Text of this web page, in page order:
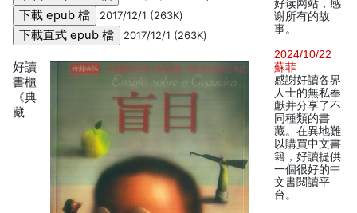
2017/12/1 (263K)
2017/12/1 (263K)
好讀
書櫃
《典
藏
好读网站，感
谢所有的故
事。
2024/10/22
蘇菲
感謝好讀各界
人士的無私奉
獻并分享了不
同種類的書
藏。在異地難
以購買中文書
籍，好讀提供
一個很好的中
文書閱讀平
台。